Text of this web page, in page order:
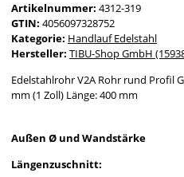
Artikelnummer: 4312-319
GTIN: 4056097328752
Kategorie: Handlauf Edelstahl
Hersteller: TIBU-Shop GmbH
Edelstahlrohr V2A Rohr rund Profil
mm (1 Zoll) Länge: 400 mm
Außen Ø und Wandstärke
Längenzuschnitt: